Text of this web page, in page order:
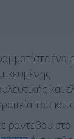
ένα
και
του
ραντεβού στο